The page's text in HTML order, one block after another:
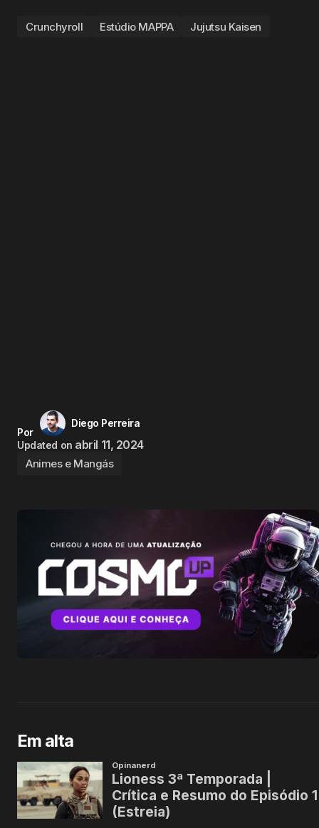
Crunchyroll Estúdio MAPPA Jujutsu Kaisen
Por
Diego Perreira
Updated on abril 11, 2024
Animes e Mangás
Em alta